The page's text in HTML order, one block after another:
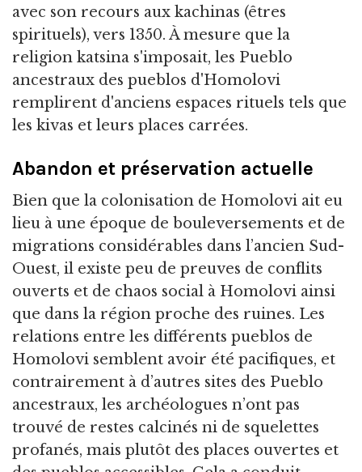
avec son recours aux kachinas (êtres
spirituels), vers 1350. À mesure que la
religion katsina s'imposait, les Pueblo
ancestraux des pueblos d'Homolovi
remplirent d'anciens espaces rituels tels que
les kivas et leurs places carrées.
Abandon et préservation actuelle
Bien que la colonisation de Homolovi ait eu
lieu à une époque de bouleversements et de
migrations considérables dans l’ancien Sud-
Ouest, il existe peu de preuves de conflits
ouverts et de chaos social à Homolovi ainsi
que dans la région proche des ruines. Les
relations entre les différents pueblos de
Homolovi semblent avoir été pacifiques, et
contrairement à d’autres sites des Pueblo
ancestraux, les archéologues n’ont pas
trouvé de restes calcinés ni de squelettes
profanés, mais plutôt des places ouvertes et